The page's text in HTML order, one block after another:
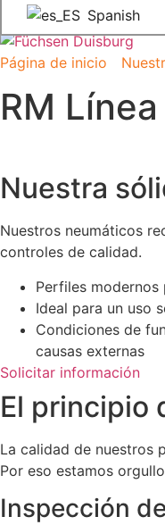
Spanish
Página de inicio
RM
Nuestra
Nuestros neumáticos
controles de calidad.
Perfiles
Ideal para un uso
Condiciones de
causas externas
Solicitar información
El principio
La calidad de nuestros
Por eso estamos
Inspección